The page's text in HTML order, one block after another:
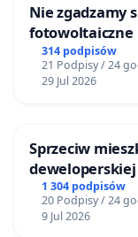
Nie zgadzamy
fotowoltaiczne
mieszkańców
314 podpisów
21 Podpisy / 24
29 Jul 2026
Sprzeciw
Bulwarów
1 304 podpisów
20 Podpisy / 24
9 Jul 2026